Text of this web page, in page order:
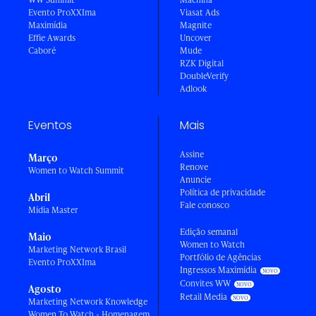
Evento ProXXIma
Maximídia
Effie Awards
Caboré
Viasat Ads
Magnite
Uncover
Mude
RZK Digital
DoubleVerify
Adlook
Eventos
Março
Women to Watch Summit
Abril
Mídia Master
Maio
Marketing Network Brasil
Evento ProXXIma
Agosto
Marketing Network Knowledge
Mais
Assine
Renove
Anuncie
Política de privacidade
Fale conosco
Edição semanal
Women to Watch
Portfólio de Agências
Ingressos Maximídia
Convites WW
Retail Media